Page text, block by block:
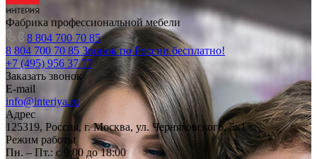
Фабрика профессиональной мебели
8 804 700 70 85
8 804 700 70 85 Звонок по России бесплатно!
+7 (495) 956 37 77
Заказать звонок
E-mail
info@interiya.ru
Адрес
125319, Россия, г. Москва, ул. Черняховского, 5к1
Режим работы
Пн. – Пт.: с 9:00 до 18:00